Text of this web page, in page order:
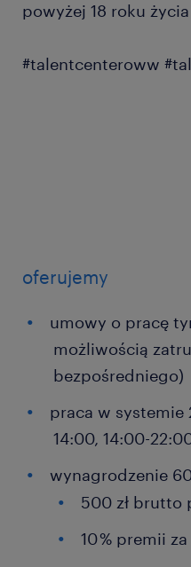
powyżej 18 roku życia
#talentcenteroww
oferujemy
umowy o pracę
możliwością
bezpośredniego)
praca w systemie
14:00, 14:00-
wynagrodzenie
500 zł brutto
10 % premii